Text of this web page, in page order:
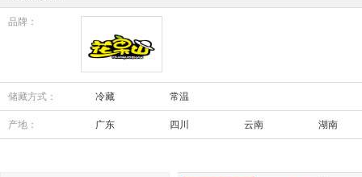
品牌：
花果山
储藏方式： 冷藏 常温
产地： 广东 四川 云南 湖南